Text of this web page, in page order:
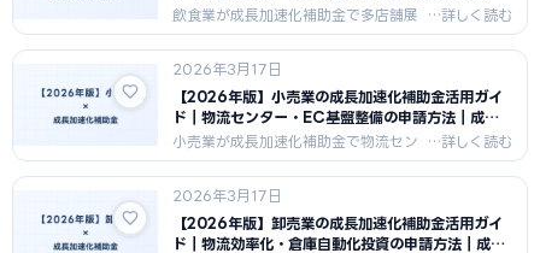
法｜成長加速化補助金ナビ
飲食業が成長加速化補助金で多店舗展
開・FC展開・セントラルキッチン整備
を行うための申請戦略を解説。飲食業
が売上10億円から100億円へ成長する
シナリオと、採択されるための計画書
の書き方を紹介します。
2026年3月17日
【2026年版】小売業の成長加速化補助金活用ガイ
ド｜物流センター・EC基盤整備の申請方法｜成長
加速化補助金ナビ
小売業が成長加速化補助金で物流セン
ター建設・EC基盤強化・店舗展開を行
うための申請戦略を解説。小売業で採
択されるための事業計画の特徴と、オ
ムニチャネル戦略との組み合わせ方を
紹介します。
2026年3月17日
【2026年版】卸売業の成長加速化補助金活用ガイ
ド｜物流効率化・倉庫自動化投資の申請方法｜成長